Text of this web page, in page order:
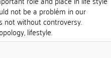
not be a problém in our
not without controversy.
lifestyle.